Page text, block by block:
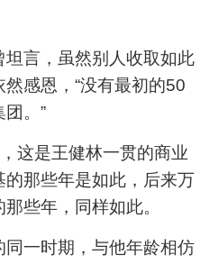
言，虽然别人收取如此
感恩，“没有最初的50
。”
这是王健林一贯的商业
那些年是如此，后来万
些年，同样如此。
一时期，与他年龄相仿